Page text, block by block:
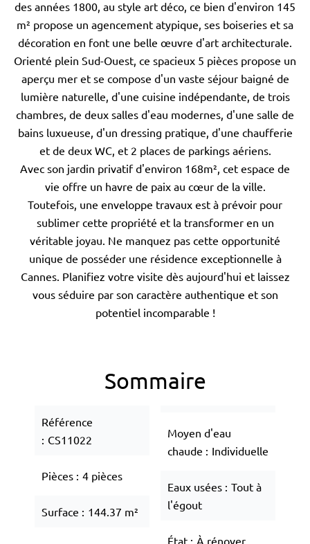
des années 1800, au style art déco, ce bien d'environ 145
m² propose un agencement atypique, ses boiseries et sa
décoration en font une belle œuvre d'art architecturale.
Orienté plein Sud-Ouest, ce spacieux 5 pièces propose un
aperçu mer et se compose d'un vaste séjour baigné de
lumière naturelle, d'une cuisine indépendante, de trois
chambres, de deux salles d'eau modernes, d'une salle de
bains luxueuse, d'un dressing pratique, d'une chaufferie
et de deux WC, et 2 places de parkings aériens.
Avec son jardin privatif d'environ 168m², cet espace de
vie offre un havre de paix au cœur de la ville.
Toutefois, une enveloppe travaux est à prévoir pour
sublimer cette propriété et la transformer en un
véritable joyau. Ne manquez pas cette opportunité
unique de posséder une résidence exceptionnelle à
Cannes. Planifiez votre visite dès aujourd'hui et laissez
vous séduire par son caractère authentique et son
potentiel incomparable !
Sommaire
Référence
CS11022
Pièces 4 pièces
Surface 144.37 m²
Moyen d'eau
chaude
Individuelle
Eaux usées
Tout à
l'égout
État À rénover